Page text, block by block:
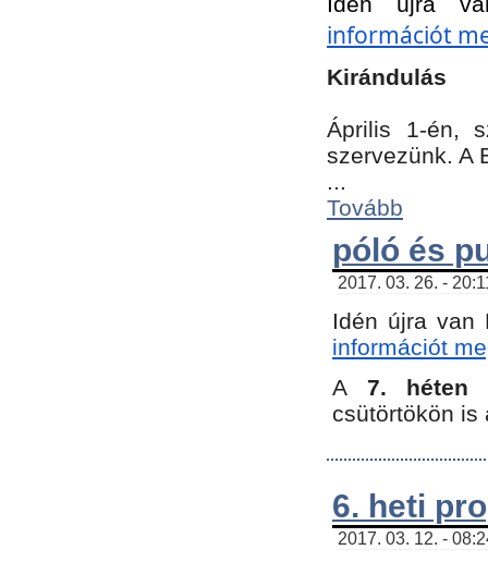
információt
Kirándulás
Április 1-én,
szervezünk. A
...
Tovább
póló és
2017. 03. 26. -
Idén újra van
információt
A 7. héten
csütörtökön is
6. heti
2017. 03. 12. -